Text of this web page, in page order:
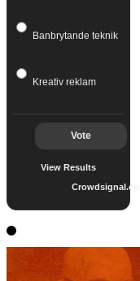
Banbrytande teknik
Kreativ reklam
Vote
View Results